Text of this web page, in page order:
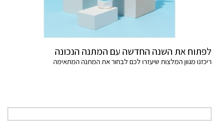
לפתוח את השנה החדשה עם המתנה הנכונה
ריכזנו מגוון המלצות שיעזרו לכם לבחור את המתנה המתאימה